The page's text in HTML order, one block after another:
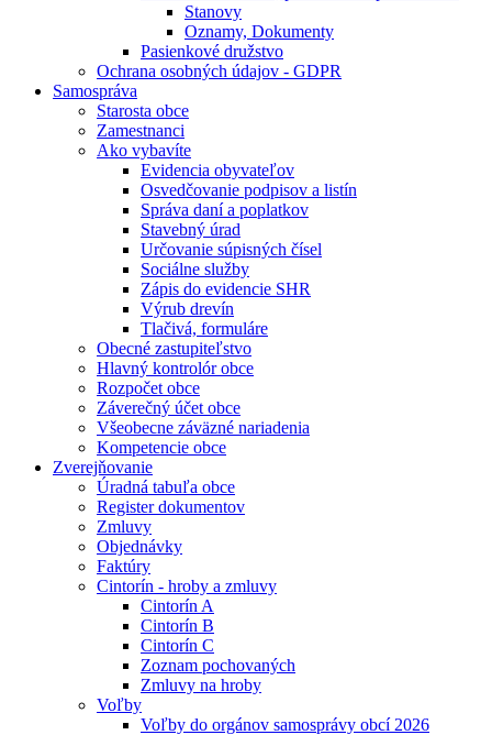
Stanovy
Oznamy, Dokumenty
Pasienkové družstvo
Ochrana osobných údajov - GDPR
Samospráva
Starosta obce
Zamestnanci
Ako vybavíte
Evidencia obyvateľov
Osvedčovanie podpisov a listín
Správa daní a poplatkov
Stavebný úrad
Určovanie súpisných čísel
Sociálne služby
Zápis do evidencie SHR
Výrub drevín
Tlačivá, formuláre
Obecné zastupiteľstvo
Hlavný kontrolór obce
Rozpočet obce
Záverečný účet obce
Všeobecne záväzné nariadenia
Kompetencie obce
Zverejňovanie
Úradná tabuľa obce
Register dokumentov
Zmluvy
Objednávky
Faktúry
Cintorín - hroby a zmluvy
Cintorín A
Cintorín B
Cintorín C
Zoznam pochovaných
Zmluvy na hroby
Voľby
Voľby do orgánov samosprávy obcí 2026